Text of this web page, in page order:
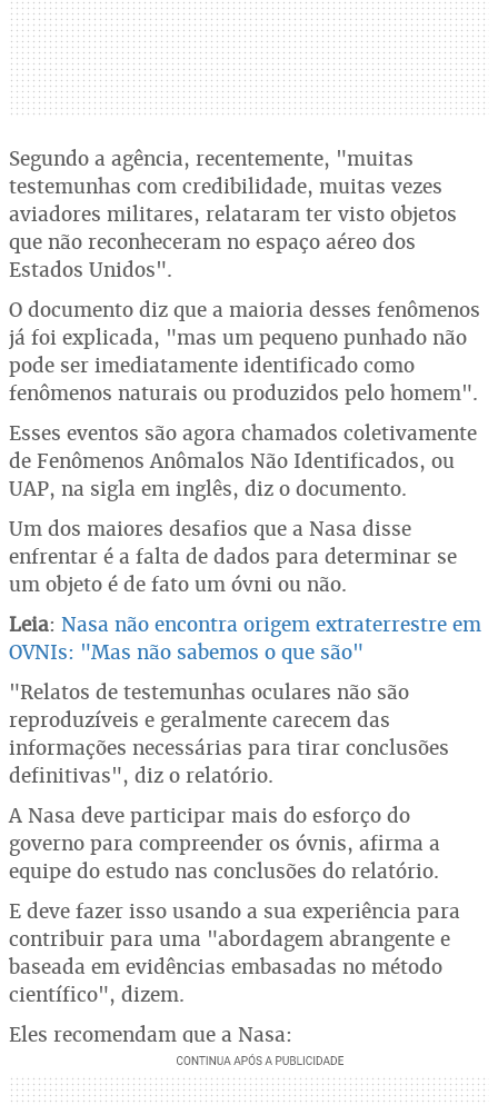
Segundo a agência, recentemente, "muitas
testemunhas com credibilidade, muitas vezes
aviadores militares, relataram ter visto objetos
que não reconheceram no espaço aéreo dos
Estados Unidos".
O documento diz que a maioria desses fenômenos
já foi explicada, "mas um pequeno punhado não
pode ser imediatamente identificado como
fenômenos naturais ou produzidos pelo homem".
Esses eventos são agora chamados coletivamente
de Fenômenos Anômalos Não Identificados, ou
UAP, na sigla em inglês, diz o documento.
Um dos maiores desafios que a Nasa disse
enfrentar é a falta de dados para determinar se
um objeto é de fato um óvni ou não.
Leia: Nasa não encontra origem extraterrestre em
OVNIs: "Mas não sabemos o que são"
"Relatos de testemunhas oculares não são
reproduzíveis e geralmente carecem das
informações necessárias para tirar conclusões
definitivas", diz o relatório.
A Nasa deve participar mais do esforço do
governo para compreender os óvnis, afirma a
equipe do estudo nas conclusões do relatório.
E deve fazer isso usando a sua experiência para
contribuir para uma "abordagem abrangente e
baseada em evidências embasadas no método
científico", dizem.
Eles recomendam que a Nasa: